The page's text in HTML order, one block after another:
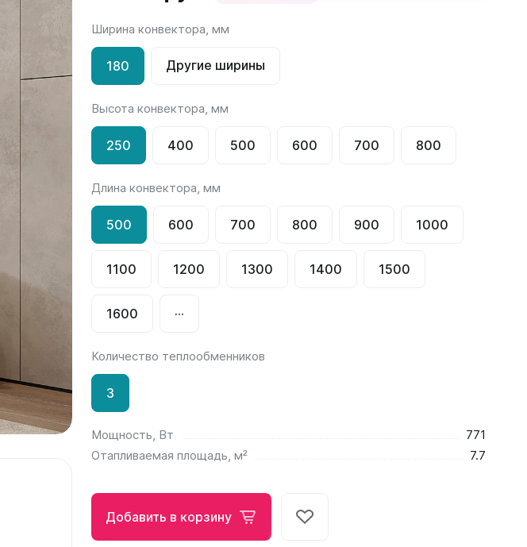
РС и РСК
РСК
Соло
Соло В
Quadrum NEO
Quadrum Neo 50 V
Quadrum Neo 50 H
Завалинка Гармония
Ширина конвектора, мм
180 Другие ширины
Высота конвектора, мм
250 400 500 600 700 800
Длина конвектора, мм
500 600 700 800 900 1000
1100 1200 1300 1400 1500
1600 ···
Количество теплообменников
3
Мощность, Вт
771
Отапливаемая площадь, м²
7.7
Добавить в корзину